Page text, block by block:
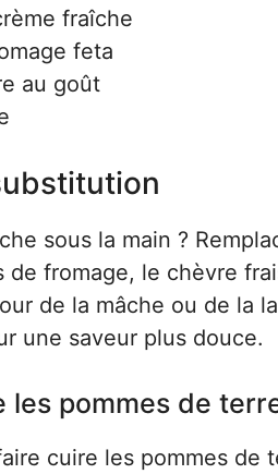
fraîche
feta
au goût
sous la main ?
de fromage, le chèvre
de la mâche ou de la
une saveur plus douce.
les pommes de
cuire les pommes de